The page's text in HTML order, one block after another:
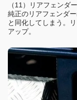
（11）リアフェンダ
純正のリアフェンダ
と同化してしまう。
アップ。